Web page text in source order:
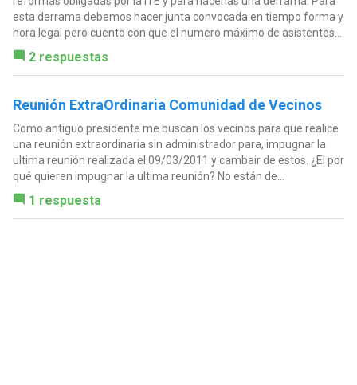
esta derrama debemos hacer junta convocada en tiempo forma y
hora legal pero cuento con que el numero máximo de asístentes...
2 respuestas
Reunión ExtraOrdinaria Comunidad de Vecinos
Como antiguo presidente me buscan los vecinos para que realice
una reunión extraordinaria sin administrador para, impugnar la
ultima reunión realizada el 09/03/2011 y cambair de estos. ¿El por
qué quieren impugnar la ultima reunión? No están de...
1 respuesta